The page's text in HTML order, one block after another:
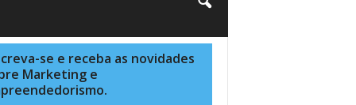
se e receba as novidades
Marketing e